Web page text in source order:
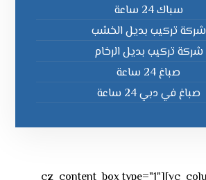
سباك 24 ساعة
شركة تركيب بديل الخشب
شركة تركيب بديل الرخام
صباغ 24 ساعة
صباغ في دبي 24 ساعة